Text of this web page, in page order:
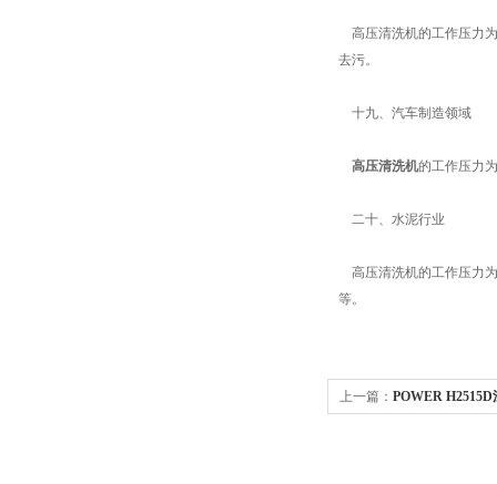
高压清洗机的工作压力
去污。
十九、汽车制造领域
高压清洗机的工作压力
二十、水泥行业
高压清洗机的工作压力
等。
上一篇： POWER